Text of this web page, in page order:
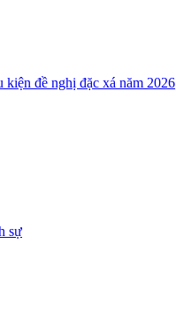
đề nghị đặc xá năm 2026
sự